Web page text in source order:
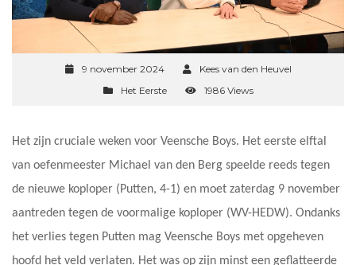
9 november 2024
Kees van den Heuvel
Het Eerste
1986 Views
Het zijn cruciale weken voor Veensche Boys. Het eerste elftal
van oefenmeester Michael van den Berg speelde reeds tegen
de nieuwe koploper (Putten, 4-1) en moet zaterdag 9 november
aantreden tegen de voormalige koploper (WV-HEDW). Ondanks
het verlies tegen Putten mag Veensche Boys met opgeheven
hoofd het veld verlaten. Het was op zijn minst een geflatteerde